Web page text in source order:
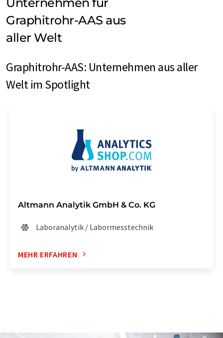
Graphitrohr-AAS aus
aller Welt
Graphitrohr-AAS: Unternehmen aus aller
Welt im Spotlight
Altmann Analytik GmbH & Co. KG
Laboranalytik / Labormesstechnik
MEHR ERFAHREN